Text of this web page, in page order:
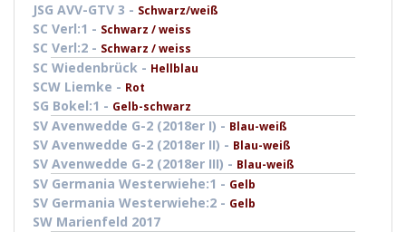
JSG AVV-GTV 3 - Schwarz/weiß
SC Verl:1 - Schwarz / weiss
SC Verl:2 - Schwarz / weiss
SC Wiedenbrück - Hellblau
SCW Liemke - Rot
SG Bokel:1 - Gelb-schwarz
SV Avenwedde G-2 (2018er I) - Blau-weiß
SV Avenwedde G-2 (2018er II) - Blau-weiß
SV Avenwedde G-2 (2018er III) - Blau-weiß
SV Germania Westerwiehe:1 - Gelb
SV Germania Westerwiehe:2 - Gelb
SW Marienfeld 2017